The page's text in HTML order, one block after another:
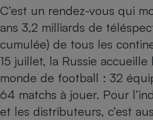
C’est un rendez-vous qui
ans 3,2 milliards de
cumulée) de tous les
15 juillet, la Russie accueille
monde de football : 32
64 matchs à jouer. Pour
et les distributeurs, c’est
Speedtest -
connexion